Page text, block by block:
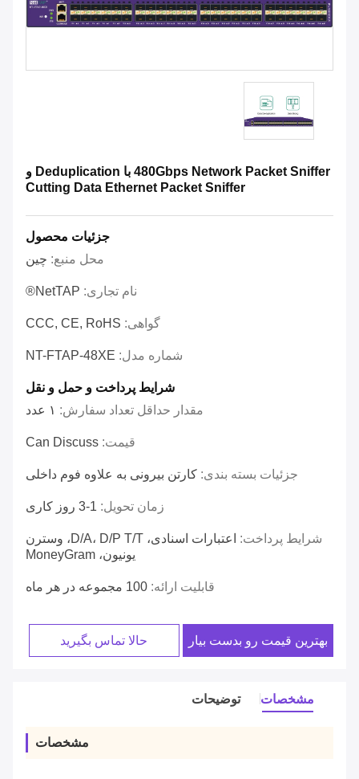
480Gbps Network Packet Sniffer با Deduplication و
Cutting Data Ethernet Packet Sniffer
جزئیات محصول
محل منبع: چین
نام تجاری: NetTAP®
گواهی: CCC, CE, RoHS
شماره مدل: NT-FTAP-48XE
شرایط پرداخت و حمل و نقل
مقدار حداقل تعداد سفارش: ۱ عدد
قیمت: Can Discuss
جزئیات بسته بندی: کارتن بیرونی به علاوه فوم داخلی
زمان تحویل: 1-3 روز کاری
شرایط پرداخت:
اعتبارات اسنادی، D/A، D/P T/T، وسترن
یونیون، MoneyGram
قابلیت ارائه: 100 مجموعه در هر ماه
بهترین قیمت رو بدست بیار حالا تماس بگیرید
مشخصات توضیحات
مشخصات